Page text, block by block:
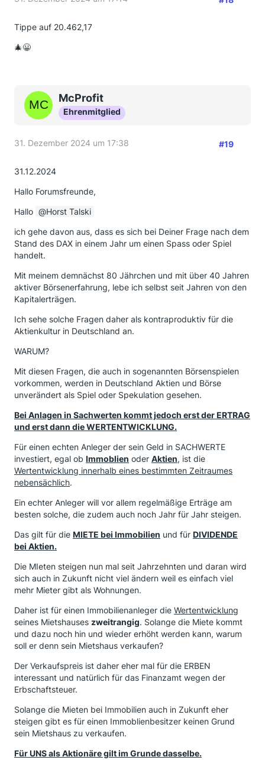
Tippe auf 20.462,17
🎄😀
McProfit
Ehrenmitglied
31. Dezember 2024 um 17:38 #19
31.12.2024
Hallo Forumsfreunde,
Hallo
Horst Talski
ich gehe davon aus, dass es sich bei Deiner Frage nach dem
Stand des DAX in einem Jahr um einen Spass oder Spiel
handelt.
Mit meinem demnächst 80 Jährchen und mit über 40 Jahren
aktiver Börsenerfahrung, lebe ich selbst seit Jahren von den
Kapitalerträgen.
Ich sehe solche Fragen daher als kontraproduktiv für die
Aktienkultur in Deutschland an.
WARUM?
Mit diesen Fragen, die auch in sogenannten Börsenspielen
vorkommen, werden in Deutschland Aktien und Börse
unverändert als Spiel oder Spekulation gesehen.
Bei Anlagen in Sachwerten kommt jedoch erst der ERTRAG
und erst dann die WERTENTWICKLUNG.
Für einen echten Anleger der sein Geld in SACHWERTE
investiert, egal ob Immoblien oder Aktien, ist die
Wertentwicklung innerhalb eines bestimmten Zeitraumes
nebensächlich.
Ein echter Anleger will vor allem regelmäßige Erträge am
besten solche, die zudem auch noch Jahr für Jahr steigen.
Das gilt für die MIETE bei Immobilien und für DIVIDENDE
bei Aktien.
Die MIeten steigen nun mal seit Jahrzehnten und daran wird
sich auch in Zukunft nicht viel ändern weil es einfach viel
mehr Mieter gibt als Wohnungen.
Daher ist für einen Immobilienanleger die Wertentwicklung
seines Mietshauses zweitrangig. Solange die Miete kommt
und dazu noch hin und wieder erhöht werden kann, warum
soll er denn sein Mietshaus verkaufen?
Der Verkaufspreis ist daher eher mal für die ERBEN
interessant und natürlich für das Finanzamt wegen der
Erbschaftsteuer.
Solange die Mieten bei Immobilien auch in Zukunft eher
steigen gibt es für einen Immoblienbesitzer keinen Grund
sein Mietshaus zu verkaufen.
Für UNS als Aktionäre gilt im Grunde dasselbe.